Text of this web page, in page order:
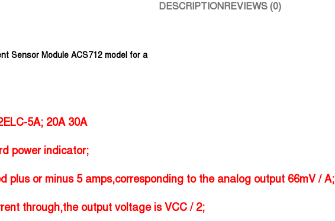
DESCRIPTIONREVIEWS (0)
Sensor Module ACS712 model for a
5A; 20A 30A
power indicator;
plus or minus 5 amps,corresponding to the analog output 66mV / A;
through,the output voltage is VCC / 2;